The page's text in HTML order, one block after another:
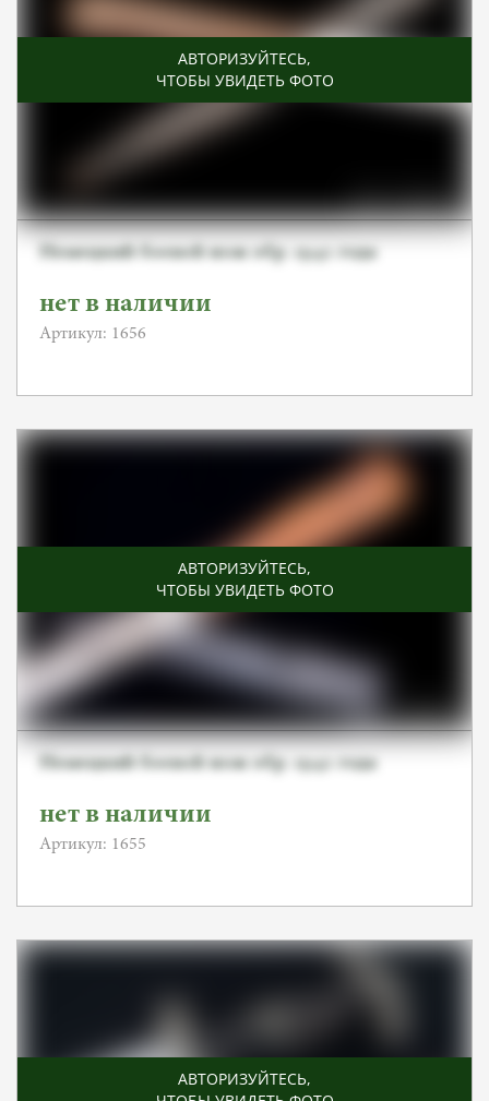
АВТОРИЗУЙТЕСЬ,
ЧТОБЫ УВИДЕТЬ ФОТО
Немецкий боевой нож обр. 1942 года
нет в наличии
Артикул: 1656
АВТОРИЗУЙТЕСЬ,
ЧТОБЫ УВИДЕТЬ ФОТО
Немецкий боевой нож обр. 1942 года
нет в наличии
Артикул: 1655
АВТОРИЗУЙТЕСЬ,